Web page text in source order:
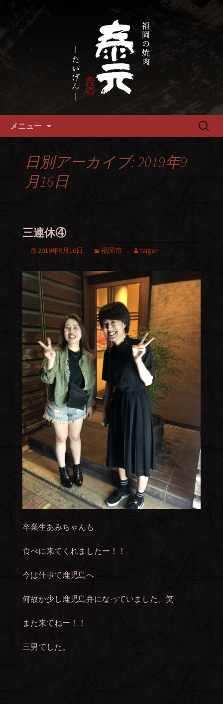
福岡市、畜産農家直送の厳選黒
毛和牛を愉しめる焼肉店
畜産農家直送の厳選肉が自慢の福岡市
の焼肉『泰元』
メニュー
検
日別アーカイブ: 2019年9
月16日
三連休④
2019年9月16日 福岡市 taigen
卒業生あみちゃんも
食べに来てくれましたー！！
今は仕事で鹿児島へ
何故か少し鹿児島弁になっていました。笑
また来てねー！！
三男でした。